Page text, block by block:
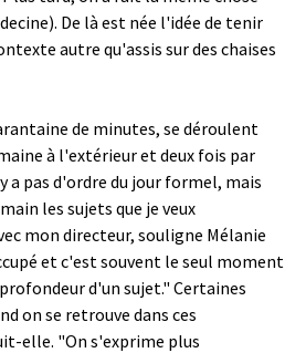
De là est née l'idée de tenir
autre qu'assis sur des chaises
de minutes, se déroulent
à l'extérieur et deux fois par
a pas d'ordre du jour formel, mais
les sujets que je veux
mon directeur, souligne Mélanie
et c'est souvent le seul moment
d'un sujet." Certaines
on se retrouve dans ces
elle. "On s'exprime plus